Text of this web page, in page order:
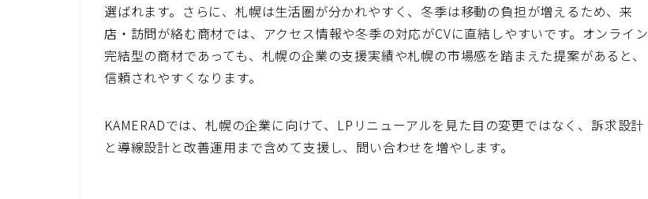
選ばれます。さらに、札幌は生活圏が分かれやすく、冬季は移動の負担が増えるため、来
店・訪問が絡む商材では、アクセス情報や冬季の対応がCVに直結しやすいです。オンライン
完結型の商材であっても、札幌の企業の支援実績や札幌の市場感を踏まえた提案があると、
信頼されやすくなります。
KAMERADでは、札幌の企業に向けて、LPリニューアルを見た目の変更ではなく、訴求設計
と導線設計と改善運用まで含めて支援し、問い合わせを増やします。